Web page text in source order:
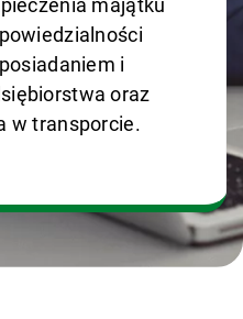
majątku
i
oraz
w transporcie.